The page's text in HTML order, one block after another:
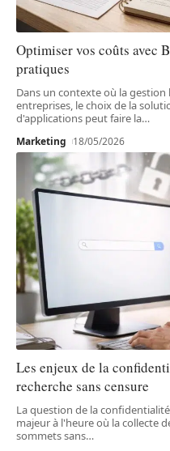
Optimiser vos coûts avec
pratiques
Dans un contexte où la
entreprises, le choix de la
d'applications peut faire la…
Marketing 18/05/2026
Les enjeux de la
recherche sans censure
La question de la
majeur à l'heure où la collecte
sommets sans…